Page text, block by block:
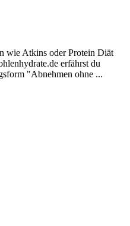
wie Atkins oder Protein Diät
erfährst du
"Abnehmen ohne ...